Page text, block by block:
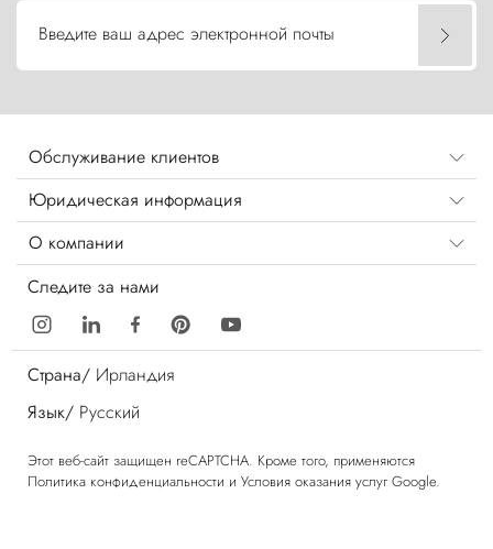
Введите ваш адрес электронной почты
Обслуживание клиентов
Юридическая информация
О компании
Следите за нами
Страна/ Ирландия
Язык/ Русский
Этот веб-сайт защищен reCAPTCHA. Кроме того, применяются
Политика конфиденциальности и Условия оказания услуг Google.